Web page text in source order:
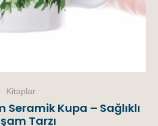
Kitaplar
Kupa – Sağlıklı
Tarzı